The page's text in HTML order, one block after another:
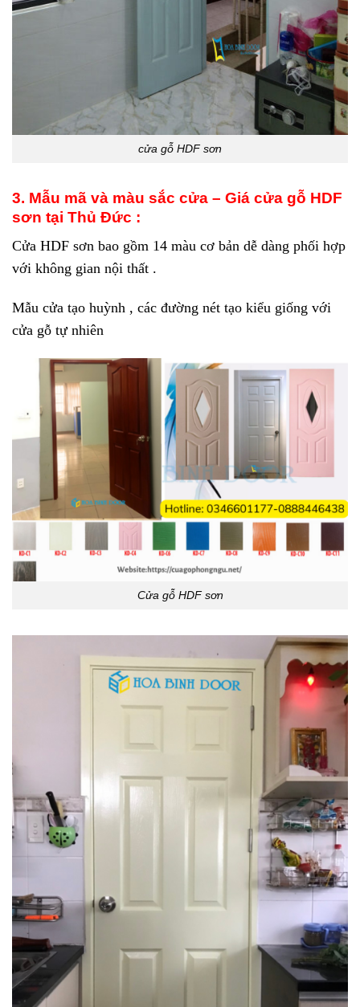
cửa gỗ HDF sơn
3. Mẫu mã và màu sắc cửa – Giá cửa gỗ HDF
sơn tại Thủ Đức :
Cửa HDF sơn bao gồm 14 màu cơ bản dễ dàng phối hợp
với không gian nội thất .
Mẫu cửa tạo huỳnh , các đường nét tạo kiểu giống với
cửa gỗ tự nhiên
Cửa gỗ HDF sơn